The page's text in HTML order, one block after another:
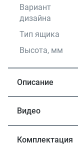
Вариант
дизайна
Тип ящика
Высота, мм
Описание
Видео
Комплектация